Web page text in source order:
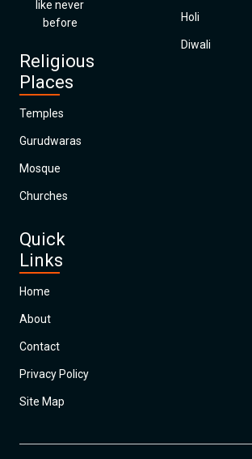
like never
before
Religious
Places
Temples
Gurudwaras
Mosque
Churches
Quick
Links
Home
About
Contact
Privacy Policy
Site Map
Holi
Diwali